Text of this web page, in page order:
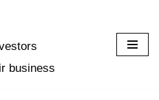
business